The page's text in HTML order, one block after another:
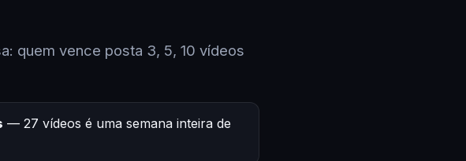
quem vence posta 3, 5, 10 vídeos
— 27 vídeos é uma semana inteira de